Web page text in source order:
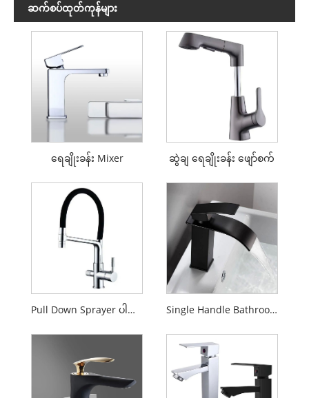
ဆက်စပ်ထုတ်ကုန်များ
ရေချိုးခန်း Mixer ဆွဲချ ရေချိုးခန်း ဖျော်စက်
Pull Down Sprayer ပါသော ရေချိုးခန်း Faucets Single Handle Bathroom Faucets များ